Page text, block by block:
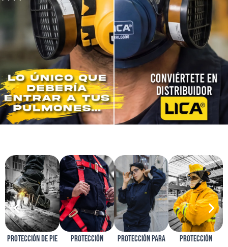
PROTECCIÓN DE PIE
PROTECCIÓN
PROTECCIÓN PARA
PROTECCIÓN